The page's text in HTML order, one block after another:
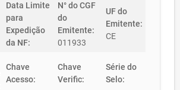
Data Limite
para
Expedição
da NF:
N° do CGF
do
Emitente:
011933
UF do
Emitente:
CE
Chave
Acesso:
Chave
Verific:
Série do
Selo: